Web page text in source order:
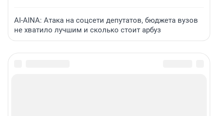
AI-AINA: Атака на соцсети депутатов, бюджета вузов
не хватило лучшим и сколько стоит арбуз